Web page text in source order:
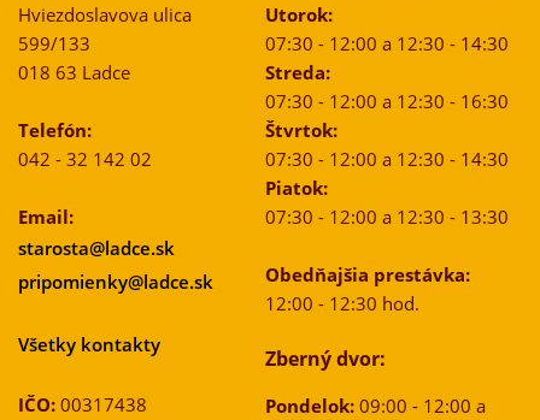
Hviezdoslavova ulica
599/133
018 63 Ladce
Telefón:
042 - 32 142 02
Email:
starosta@ladce.sk
pripomienky@ladce.sk
Všetky kontakty
IČO: 00317438
Utorok:
07:30 - 12:00 a 12:30 - 14:30
Streda:
07:30 - 12:00 a 12:30 - 16:30
Štvrtok:
07:30 - 12:00 a 12:30 - 14:30
Piatok:
07:30 - 12:00 a 12:30 - 13:30
Obedňajšia prestávka:
12:00 - 12:30 hod.
Zberný dvor:
Pondelok:09:00 - 12:00 a